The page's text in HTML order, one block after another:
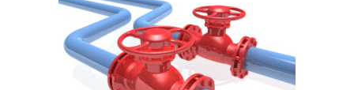
Guvernanță Corporativă